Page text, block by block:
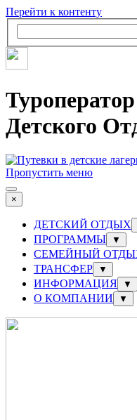
Перейти к контенту
Детского
Пропустить меню
×
ДЕТСКИЙ ОТДЫХ
ПРОГРАММЫ ▼
СЕМЕЙНЫЙ
ТРАНСФЕР ▼
ИНФОРМАЦИЯ ▼
О КОМПАНИИ ▼